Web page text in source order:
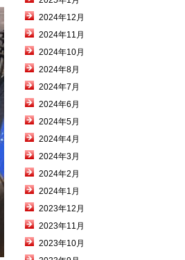
2024年12月
2024年11月
2024年10月
2024年8月
2024年7月
2024年6月
2024年5月
2024年4月
2024年3月
2024年2月
2024年1月
2023年12月
2023年11月
2023年10月